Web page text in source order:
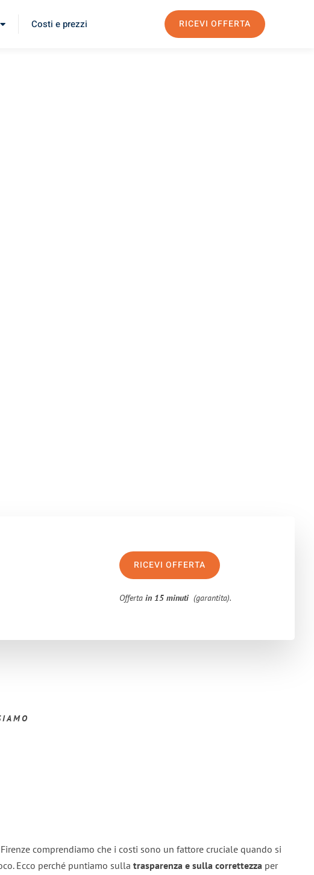
Costi e prezzi RICEVI OFFERTA
RICEVI OFFERTA
Offertain 15 minuti (garantita).
comprendiamo che i costi sono un fattore cruciale quando si
Ecco perché puntiamo sulla trasparenza e sulla correttezza per